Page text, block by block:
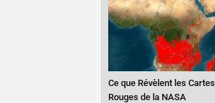
Ce que Révèlent les Cartes
Rouges de la NASA